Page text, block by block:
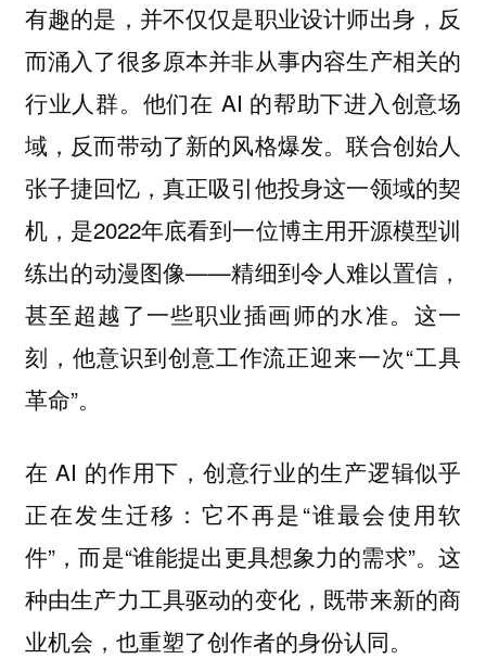
有趣的是，并不仅仅是职业设计师出身，反
而涌入了很多原本并非从事内容生产相关的
行业人群。他们在 AI 的帮助下进入创意场
域，反而带动了新的风格爆发。联合创始人
张子捷回忆，真正吸引他投身这一领域的契
机，是2022年底看到一位博主用开源模型训
练出的动漫图像——精细到令人难以置信，
甚至超越了一些职业插画师的水准。这一
刻，他意识到创意工作流正迎来一次“工具
革命”。
在 AI 的作用下，创意行业的生产逻辑似乎
正在发生迁移：它不再是“谁最会使用软
件”，而是“谁能提出更具想象力的需求”。这
种由生产力工具驱动的变化，既带来新的商
业机会，也重塑了创作者的身份认同。